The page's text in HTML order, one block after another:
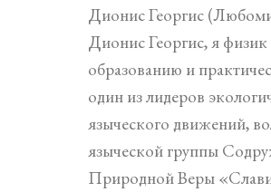
Дионис Георгис
Дионис Георгис, я
образованию и
один из лидеров
языческого движений,
языческой группы
Природной Веры